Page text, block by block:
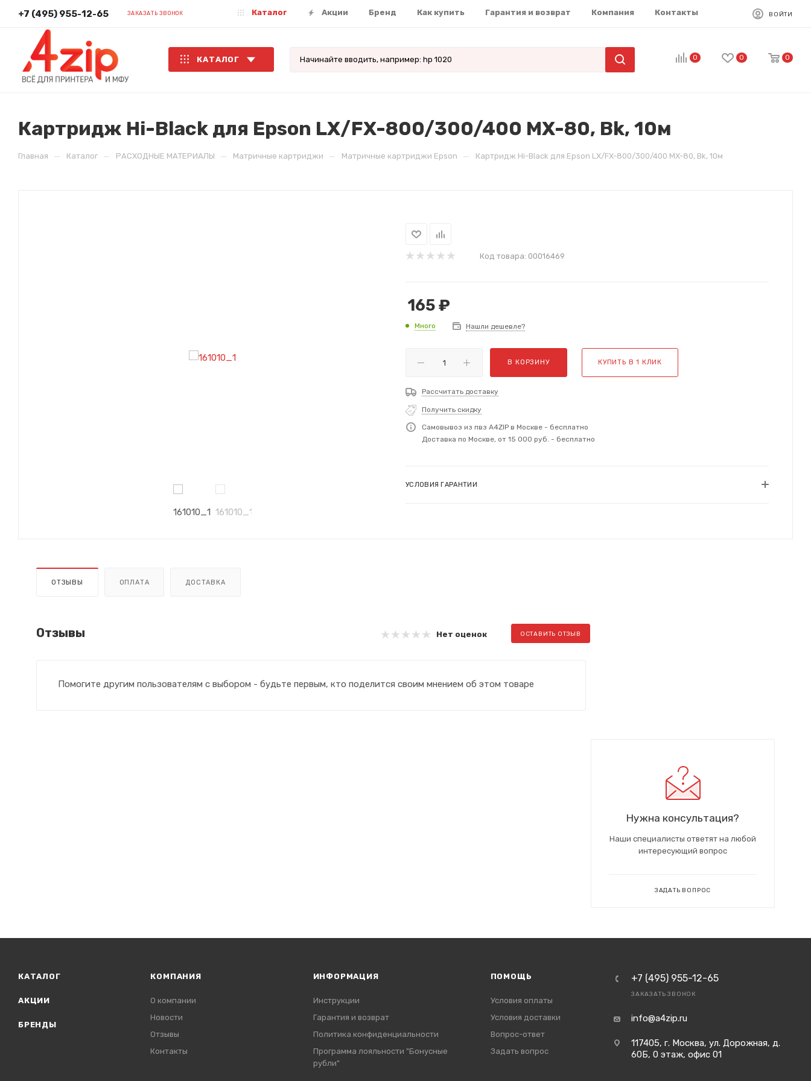
+7 (495) 955-12-65 ЗАКАЗАТЬ ЗВОНОК Каталог Акции Бренд Как купить Гарантия и возврат Компания Контакты ВОЙТИ
КАТАЛОГ 0 0 0
Картридж Hi-Black для Epson LX/FX-800/300/400 MX-80, Bk, 10м
Главная — Каталог — РАСХОДНЫЕ МАТЕРИАЛЫ — Матричные картриджи — Матричные картриджи Epson — Картридж Hi-Black для Epson LX/FX-800/300/400 MX-80, Bk, 10м
Код товара: 00016469
165 ₽
Много Нашли дешевле?
В КОРЗИНУ КУПИТЬ В 1 КЛИК
Рассчитать доставку
Получить скидку
Самовывоз из пвз A4ZIP в Москве - бесплатно
Доставка по Москве, от 15 000 руб. - бесплатно
УСЛОВИЯ ГАРАНТИИ
ОТЗЫВЫ ОПЛАТА ДОСТАВКА
Отзывы Нет оценок ОСТАВИТЬ ОТЗЫВ
Помогите другим пользователям с выбором - будьте первым, кто поделится своим мнением об этом товаре
Нужна консультация?
Наши специалисты ответят на любой
интересующий вопрос
ЗАДАТЬ ВОПРОС
КАТАЛОГ
АКЦИИ
БРЕНДЫ
КОМПАНИЯ
О компании
Новости
Отзывы
Контакты
ИНФОРМАЦИЯ
Инструкции
Гарантия и возврат
Политика конфиденциальности
Программа лояльности "Бонусные
рубли"
ПОМОЩЬ
Условия оплаты
Условия доставки
Вопрос-ответ
Задать вопрос
+7 (495) 955-12-65
ЗАКАЗАТЬ ЗВОНОК
info@a4zip.ru
117405, г. Москва, ул. Дорожная, д.
60Б, 0 этаж, офис 01